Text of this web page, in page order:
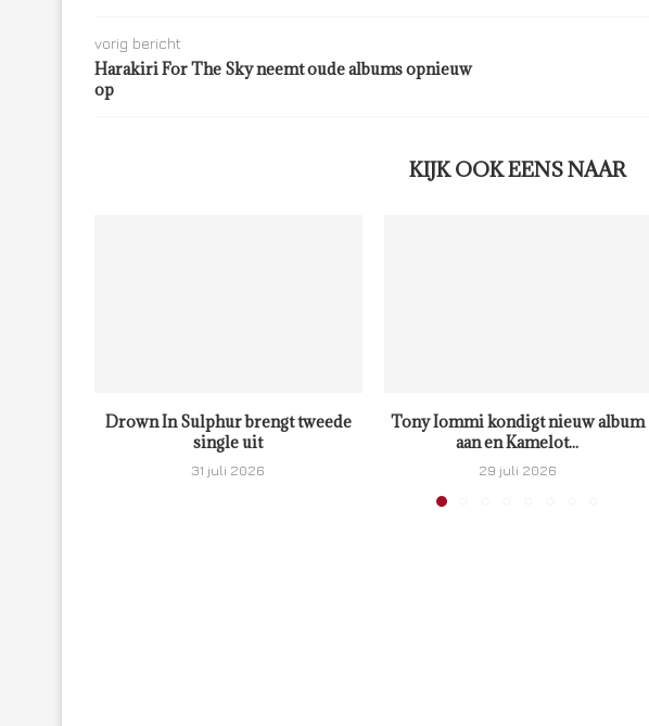
vorig bericht
Harakiri For The Sky neemt oude albums opnieuw
op
KIJK OOK EENS NAAR
Drown In Sulphur brengt tweede
single uit
31 juli 2026
Tony Iommi kondigt nieuw album
aan en Kamelot...
29 juli 2026